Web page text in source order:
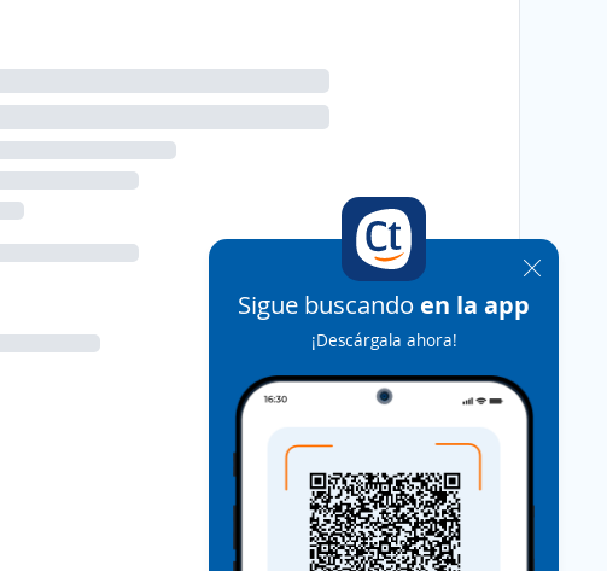
Sigue buscando en la app
¡Descárgala ahora!